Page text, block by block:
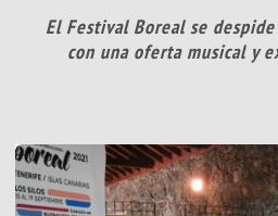
El Festival Boreal se
con una oferta musical y